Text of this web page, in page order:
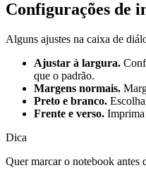
Configurações de
Alguns ajustes na caixa de
Ajustar à largura.
que o padrão.
Margens normais.
Preto e branco.
Frente e verso. Imprima
Dica
Quer marcar o notebook antes